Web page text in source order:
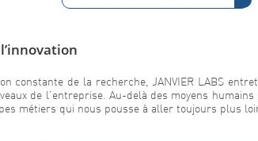
constante de la recherche, JANVIER LABS
de l’entreprise. Au-delà des moyens
métiers qui nous pousse à aller toujours plus